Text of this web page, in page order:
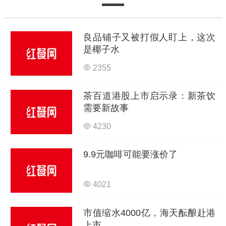
良品铺子又被打假人盯上，这次
是椰子水
2355
茶百道港股上市启示录：新茶饮
需要新故事
4230
9.9元咖啡可能要涨价了
4021
市值缩水4000亿，海天酝酿赴港